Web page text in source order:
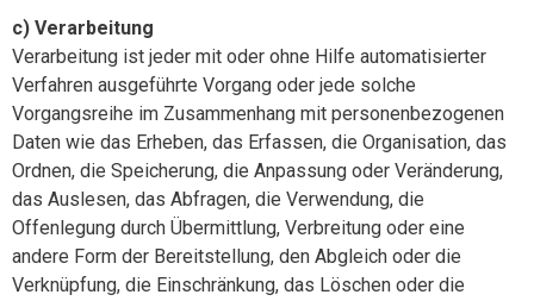
c) Verarbeitung
Verarbeitung ist jeder mit oder ohne Hilfe automatisierter
Verfahren ausgeführte Vorgang oder jede solche
Vorgangsreihe im Zusammenhang mit personenbezogenen
Daten wie das Erheben, das Erfassen, die Organisation, das
Ordnen, die Speicherung, die Anpassung oder Veränderung,
das Auslesen, das Abfragen, die Verwendung, die
Offenlegung durch Übermittlung, Verbreitung oder eine
andere Form der Bereitstellung, den Abgleich oder die
Verknüpfung, die Einschränkung, das Löschen oder die